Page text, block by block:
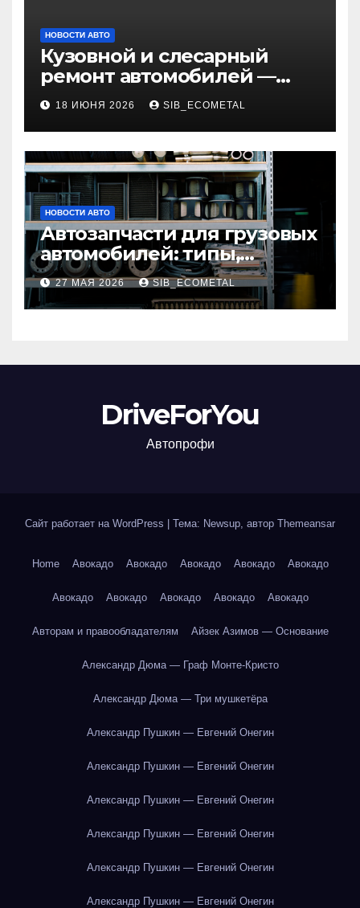
НОВОСТИ АВТО
Кузовной и слесарный
ремонт автомобилей —
наличие оригинальных
запчастей и типичные
сроки выполнения работ
18 ИЮНЯ 2026 SIB_ECOMETAL
НОВОСТИ АВТО
Автозапчасти для грузовых
автомобилей: типы,
совместимость и критерии
подбора
27 МАЯ 2026 SIB_ECOMETAL
DriveForYou
Автопрофи
Сайт работает на WordPress Тема: Newsup, автор Themeansar
Home Авокадо Авокадо Авокадо Авокадо Авокадо
Авокадо Авокадо Авокадо Авокадо Авокадо
Авторам и правообладателям Айзек Азимов — Основание
Александр Дюма — Граф Монте-Кристо
Александр Дюма — Три мушкетёра
Александр Пушкин — Евгений Онегин
Александр Пушкин — Евгений Онегин
Александр Пушкин — Евгений Онегин
Александр Пушкин — Евгений Онегин
Александр Пушкин — Евгений Онегин
Александр Пушкин — Евгений Онегин